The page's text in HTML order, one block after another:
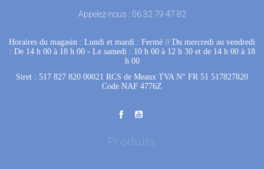
Appelez-nous : 06 32 79 47 82
Horaires du magasin : Lundi et mardi : Fermé // Du mercredi au vendredi
: De 14 h 00 à 18 h 00 - Le samedi : 10 h 00 à 12 h 30 et de 14 h 00 à 18
h 00
Siret : 517 827 820 00021 RCS de Meaux TVA N° FR 51 517827820
Code NAF 4776Z
Produits